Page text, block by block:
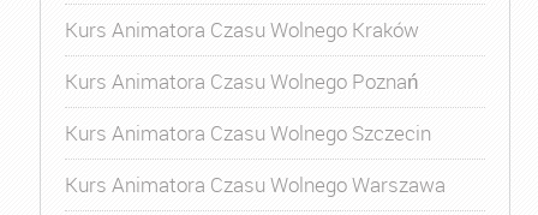
Kurs Animatora Czasu Wolnego Kraków
Kurs Animatora Czasu Wolnego Poznań
Kurs Animatora Czasu Wolnego Szczecin
Kurs Animatora Czasu Wolnego Warszawa